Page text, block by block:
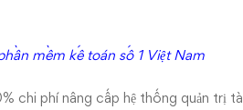
mềm kế toán số 1 Việt Nam
chi phí nâng cấp hệ thống quản trị